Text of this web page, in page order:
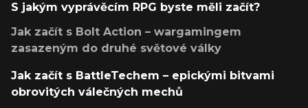
S jakým vyprávěcím RPG byste měli začít?
Jak začít s Bolt Action – wargamingem
zasazeným do druhé světové války
Jak začít s BattleTechem – epickými bitvami
obrovitých válečných mechů